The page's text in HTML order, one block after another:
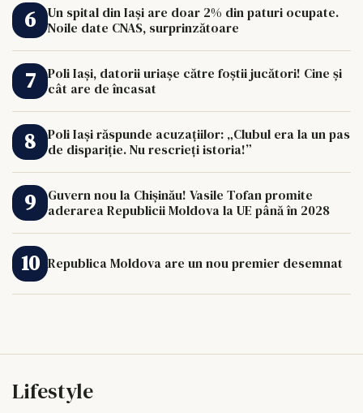
Un spital din Iași are doar 2% din paturi ocupate.
Noile date CNAS, surprinzătoare
Poli Iași, datorii uriașe către foștii jucători! Cine și
cât are de încasat
Poli Iași răspunde acuzațiilor: „Clubul era la un pas
de dispariție. Nu rescrieți istoria!”
Guvern nou la Chișinău! Vasile Tofan promite
aderarea Republicii Moldova la UE până în 2028
Republica Moldova are un nou premier desemnat
Lifestyle